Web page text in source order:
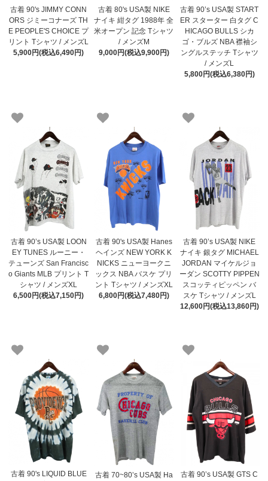
古着 90's JIMMY CONN
ORS ジミーコナーズ TH
E PEOPLE'S CHOICE プ
リント Tシャツ / メンズL
5,900円(税込6,490円)
古着 80's USA製 NIKE
ナイキ 紺タグ 1988年 全
米オープン 記念 Tシャツ
/ メンズM
9,000円(税込9,900円)
古着 90’s USA製 START
ER スターター 白タグ C
HICAGO BULLS シカ
ゴ・ブルズ NBA 襟袖シ
ングルステッチ Tシャツ
/ メンズL
5,800円(税込6,380円)
古着 90’s USA製 LOON
EY TUNES ルーニー・
テューンズ San Francisc
o Giants MLB プリント T
シャツ / メンズXL
6,500円(税込7,150円)
古着 90's USA製 Hanes
ヘインズ NEW YORK K
NICKS ニューヨークニ
ックス NBA バスケ プリ
ント Tシャツ / メンズXL
6,800円(税込7,480円)
古着 90’s USA製 NIKE
ナイキ 銀タグ MICHAEL
JORDAN マイケルジョ
ーダン SCOTTY PIPPEN
スコッティピッペン バ
スケ Tシャツ / メンズL
12,600円(税込13,860円)
古着 90's LIQUID BLUE
古着 70~80’s USA製 Ha
古着 90’s USA製 GTS C